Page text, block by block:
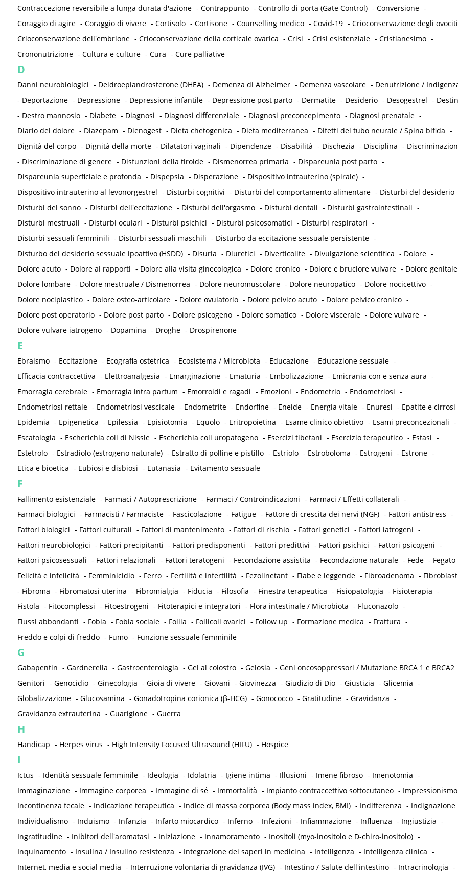
Contraccezione reversibile a lunga durata d'azione - Contrappunto - Controllo di porta (Gate Control) - Conversione -
Coraggio di agire - Coraggio di vivere - Cortisolo - Cortisone - Counselling medico - Covid-19 - Crioconservazione degli ovociti
Crioconservazione dell'embrione - Crioconservazione della corticale ovarica - Crisi - Crisi esistenziale - Cristianesimo -
Crononutrizione - Cultura e culture - Cura - Cure palliative
D
Danni neurobiologici - Deidroepiandrosterone (DHEA) - Demenza di Alzheimer - Demenza vascolare - Denutrizione /
- Deportazione - Depressione - Depressione infantile - Depressione post parto - Dermatite - Desiderio - Desogestrel -
- Destro mannosio - Diabete - Diagnosi - Diagnosi differenziale - Diagnosi preconcepimento - Diagnosi prenatale -
Diario del dolore - Diazepam - Dienogest - Dieta chetogenica - Dieta mediterranea - Difetti del tubo neurale / Spina bifida -
Dignità del corpo - Dignità della morte - Dilatatori vaginali - Dipendenze - Disabilità - Dischezia - Disciplina -
- Discriminazione di genere - Disfunzioni della tiroide - Dismenorrea primaria - Dispareunia post parto -
Dispareunia superficiale e profonda - Dispepsia - Disperazione - Dispositivo intrauterino (spirale) -
Dispositivo intrauterino al levonorgestrel - Disturbi cognitivi - Disturbi del comportamento alimentare - Disturbi del desiderio
Disturbi del sonno - Disturbi dell'eccitazione - Disturbi dell'orgasmo - Disturbi dentali - Disturbi gastrointestinali -
Disturbi mestruali - Disturbi oculari - Disturbi psichici - Disturbi psicosomatici - Disturbi respiratori -
Disturbi sessuali femminili - Disturbi sessuali maschili - Disturbo da eccitazione sessuale persistente -
Disturbo del desiderio sessuale ipoattivo (HSDD) - Disuria - Diuretici - Diverticolite - Divulgazione scientifica - Dolore -
Dolore acuto - Dolore ai rapporti - Dolore alla visita ginecologica - Dolore cronico - Dolore e bruciore vulvare - Dolore genitale
Dolore lombare - Dolore mestruale / Dismenorrea - Dolore neuromuscolare - Dolore neuropatico - Dolore nocicettivo -
Dolore nociplastico - Dolore osteo-articolare - Dolore ovulatorio - Dolore pelvico acuto - Dolore pelvico cronico -
Dolore post operatorio - Dolore post parto - Dolore psicogeno - Dolore somatico - Dolore viscerale - Dolore vulvare -
Dolore vulvare iatrogeno - Dopamina - Droghe - Drospirenone
E
Ebraismo - Eccitazione - Ecografia ostetrica - Ecosistema / Microbiota - Educazione - Educazione sessuale -
Efficacia contraccettiva - Elettroanalgesia - Emarginazione - Ematuria - Embolizzazione - Emicrania con e senza aura -
Emorragia cerebrale - Emorragia intra partum - Emorroidi e ragadi - Emozioni - Endometrio - Endometriosi -
Endometriosi rettale - Endometriosi vescicale - Endometrite - Endorfine - Eneide - Energia vitale - Enuresi - Epatite e cirrosi
Epidemia - Epigenetica - Epilessia - Episiotomia - Equolo - Eritropoietina - Esame clinico obiettivo - Esami preconcezionali -
Escatologia - Escherichia coli di Nissle - Escherichia coli uropatogeno - Esercizi tibetani - Esercizio terapeutico - Estasi -
Estetrolo - Estradiolo (estrogeno naturale) - Estratto di polline e pistillo - Estriolo - Estroboloma - Estrogeni - Estrone -
Etica e bioetica - Eubiosi e disbiosi - Eutanasia - Evitamento sessuale
F
Fallimento esistenziale - Farmaci / Autoprescrizione - Farmaci / Controindicazioni - Farmaci / Effetti collaterali -
Farmaci biologici - Farmacisti / Farmaciste - Fascicolazione - Fatigue - Fattore di crescita dei nervi (NGF) - Fattori antistress -
Fattori biologici - Fattori culturali - Fattori di mantenimento - Fattori di rischio - Fattori genetici - Fattori iatrogeni -
Fattori neurobiologici - Fattori precipitanti - Fattori predisponenti - Fattori predittivi - Fattori psichici - Fattori psicogeni -
Fattori psicosessuali - Fattori relazionali - Fattori teratogeni - Fecondazione assistita - Fecondazione naturale - Fede - Fegato
Felicità e infelicità - Femminicidio - Ferro - Fertilità e infertilità - Fezolinetant - Fiabe e leggende - Fibroadenoma -
- Fibroma - Fibromatosi uterina - Fibromialgia - Fiducia - Filosofia - Finestra terapeutica - Fisiopatologia - Fisioterapia -
Fistola - Fitocomplessi - Fitoestrogeni - Fitoterapici e integratori - Flora intestinale / Microbiota - Fluconazolo -
Flussi abbondanti - Fobia - Fobia sociale - Follia - Follicoli ovarici - Follow up - Formazione medica - Frattura -
Freddo e colpi di freddo - Fumo - Funzione sessuale femminile
G
Gabapentin - Gardnerella - Gastroenterologia - Gel al colostro - Gelosia - Geni oncosoppressori / Mutazione BRCA 1 e BRCA2
Genitori - Genocidio - Ginecologia - Gioia di vivere - Giovani - Giovinezza - Giudizio di Dio - Giustizia - Glicemia -
Globalizzazione - Glucosamina - Gonadotropina corionica (β-HCG) - Gonococco - Gratitudine - Gravidanza -
Gravidanza extrauterina - Guarigione - Guerra
H
Handicap - Herpes virus - High Intensity Focused Ultrasound (HIFU) - Hospice
I
Ictus - Identità sessuale femminile - Ideologia - Idolatria - Igiene intima - Illusioni - Imene fibroso - Imenotomia -
Immaginazione - Immagine corporea - Immagine di sé - Immortalità - Impianto contraccettivo sottocutaneo - Impressionismo
Incontinenza fecale - Indicazione terapeutica - Indice di massa corporea (Body mass index, BMI) - Indifferenza - Indignazione
Individualismo - Induismo - Infanzia - Infarto miocardico - Inferno - Infezioni - Infiammazione - Influenza - Ingiustizia -
Ingratitudine - Inibitori dell'aromatasi - Iniziazione - Innamoramento - Inositoli (myo-inositolo e D-chiro-inositolo) -
Inquinamento - Insulina / Insulino resistenza - Integrazione dei saperi in medicina - Intelligenza - Intelligenza clinica -
Internet, media e social media - Interruzione volontaria di gravidanza (IVG) - Intestino / Salute dell'intestino - Intracrinologia -